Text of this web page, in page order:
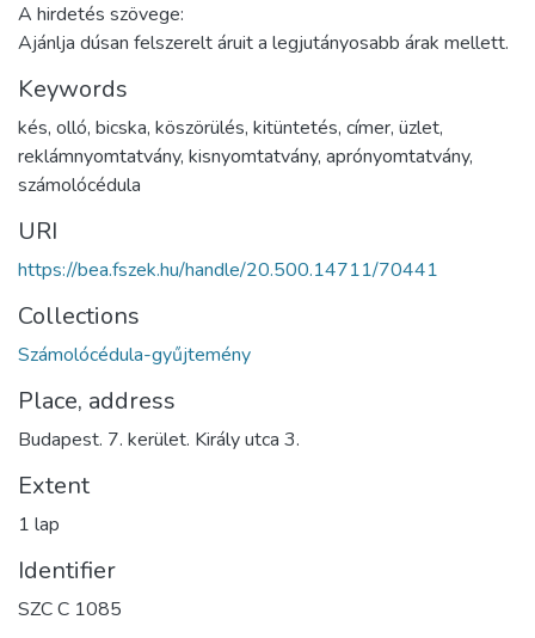
A hirdetés szövege:
Ajánlja dúsan felszerelt áruit a legjutányosabb árak mellett.
Keywords
kés, olló, bicska, köszörülés, kitüntetés, címer, üzlet,
reklámnyomtatvány, kisnyomtatvány, aprónyomtatvány,
számolócédula
URI
https://bea.fszek.hu/handle/20.500.14711/70441
Collections
Számolócédula-gyűjtemény
Place, address
Budapest. 7. kerület. Király utca 3.
Extent
1 lap
Identifier
SZC C 1085